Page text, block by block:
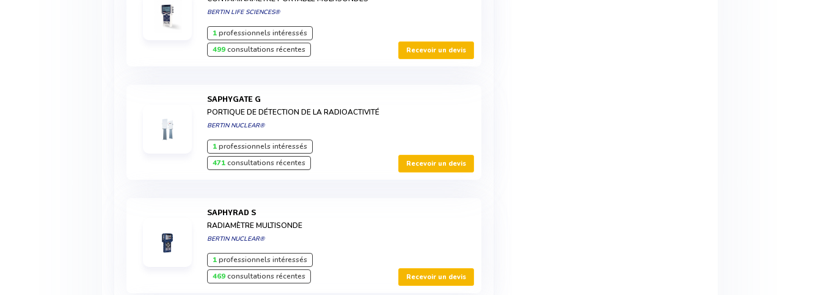
BERTIN LIFE SCIENCES®
1professionnels intéressés
499consultations récentes Recevoir un devis
SAPHYGATE G
PORTIQUE DE DÉTECTION DE LA RADIOACTIVITÉ
BERTIN NUCLEAR®
1professionnels intéressés
471consultations récentes Recevoir un devis
SAPHYRAD S
RADIAMÈTRE MULTISONDE
BERTIN NUCLEAR®
1professionnels intéressés
469consultations récentes Recevoir un devis